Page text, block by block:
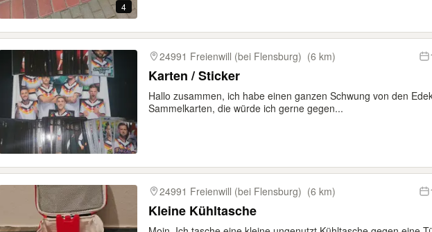
4
24991 Freienwill (bei Flensburg) (6 km)
Karten / Sticker
Hallo zusammen, ich habe einen ganzen Schwung von den
Sammelkarten, die würde ich gerne gegen...
24991 Freienwill (bei Flensburg) (6 km)
Kleine Kühltasche